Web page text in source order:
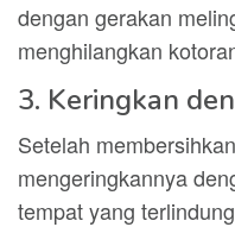
dengan gerakan
menghilangkan
3. Keringkan
Setelah
mengeringkannya
tempat yang